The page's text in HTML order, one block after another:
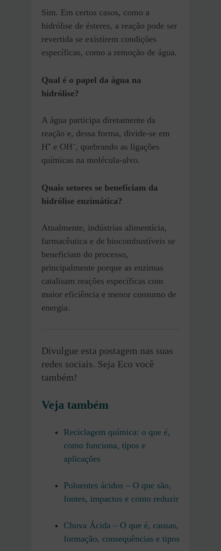
Sim. Em certos casos, como a
hidrólise de ésteres, a reação pode ser
revertida se existirem condições
específicas, como a remoção de água.
Qual é o papel da água na
hidrólise?
A água participa diretamente da
reação e, dessa forma, divide-se em
H⁺ e OH⁻, quebrando as ligações
químicas na molécula-alvo.
Quais setores se beneficiam da
hidrólise enzimática?
Atualmente, indústrias alimentícia,
farmacêutica e de biocombustíveis se
beneficiam do processo,
principalmente porque as enzimas
catalisam reações específicas com
maior eficiência e menor consumo de
energia.
Divulgue esta postagem nas suas
redes sociais. Seja Eco você
também!
Veja também
Reciclagem química: o que é,
como funciona, tipos e
aplicações
Poluentes ácidos – O que são,
fontes, impactos e como reduzir
Chuva Ácida – O que é, causas,
formação, consequências e tipos